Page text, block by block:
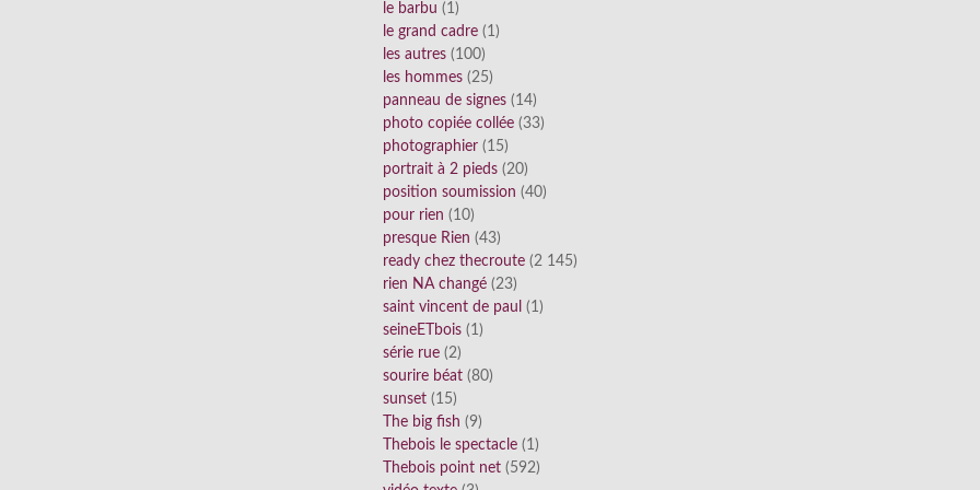
le barbu (1)
le grand cadre (1)
les autres (100)
les hommes (25)
panneau de signes (14)
photo copiée collée (33)
photographier (15)
portrait à 2 pieds (20)
position soumission (40)
pour rien (10)
presque Rien (43)
ready chez thecroute (2 145)
rien NA changé (23)
saint vincent de paul (1)
seineETbois (1)
série rue (2)
sourire béat (80)
sunset (15)
The big fish (9)
Thebois le spectacle (1)
Thebois point net (592)